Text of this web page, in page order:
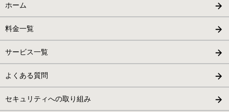
ホーム
料金一覧
サービス一覧
よくある質問
セキュリティへの取り組み